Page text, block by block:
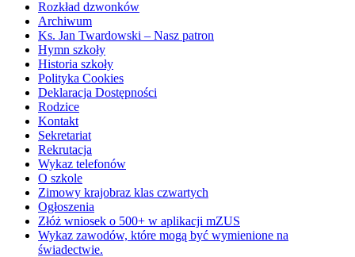
Rozkład dzwonków
Archiwum
Ks. Jan Twardowski – Nasz patron
Hymn szkoły
Historia szkoły
Polityka Cookies
Deklaracja Dostępności
Rodzice
Kontakt
Sekretariat
Rekrutacja
Wykaz telefonów
O szkole
Zimowy krajobraz klas czwartych
Ogłoszenia
Złóż wniosek o 500+ w aplikacji mZUS
Wykaz zawodów, które mogą być wymienione na
świadectwie.